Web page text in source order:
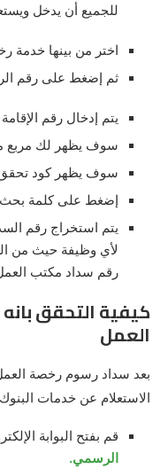
للجميع أن يدخل
اختر من بينها خدمة
ثم إضغط على رقم
يتم إدخال رقم
سوف يظهر لك مربع
سوف يظهر كود تحقق
إضغط على كلمة بحث
يتم استخراج رقم
لأي وظيفة حيث من
رقم سداد مكتب
كيفية التحقق
العمل
بعد سداد رسوم رخصة
الاستعلام عن خدمات
قم بفتح البوابة
الرسمي.